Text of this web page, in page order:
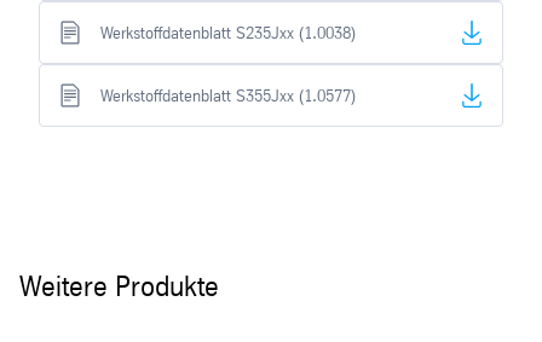
Werkstoffdatenblatt S235Jxx (1.0038)
Werkstoffdatenblatt S355Jxx (1.0577)
Weitere Produkte